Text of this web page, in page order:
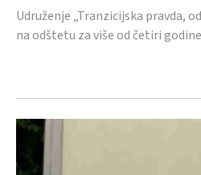
Udruženje „Tranzicijska pravda,
na odštetu za više od četiri